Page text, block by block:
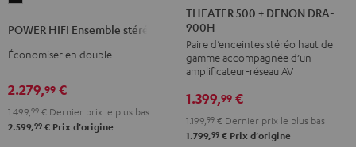
Ensemble
stéréo
POWER HIFI Ensemble stéréo
Économiser en double
2.279,99 €
1.499,99 € Dernier prix le plus bas
2.599,99 € Prix d'origine
500
+
DENON
DRA-
Noir
THEATER 500 + DENON DRA-
900H
Paire d’enceintes stéréo haut de
gamme accompagnée d’un
amplificateur-réseau AV
1.399,99 €
1.199, 99 € Dernier prix le plus bas
1.799,99 € Prix d'origine